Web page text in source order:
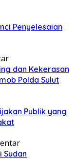
Penyelesaian
dan Kekerasan
Polda Sulut
Publik yang
Sudan